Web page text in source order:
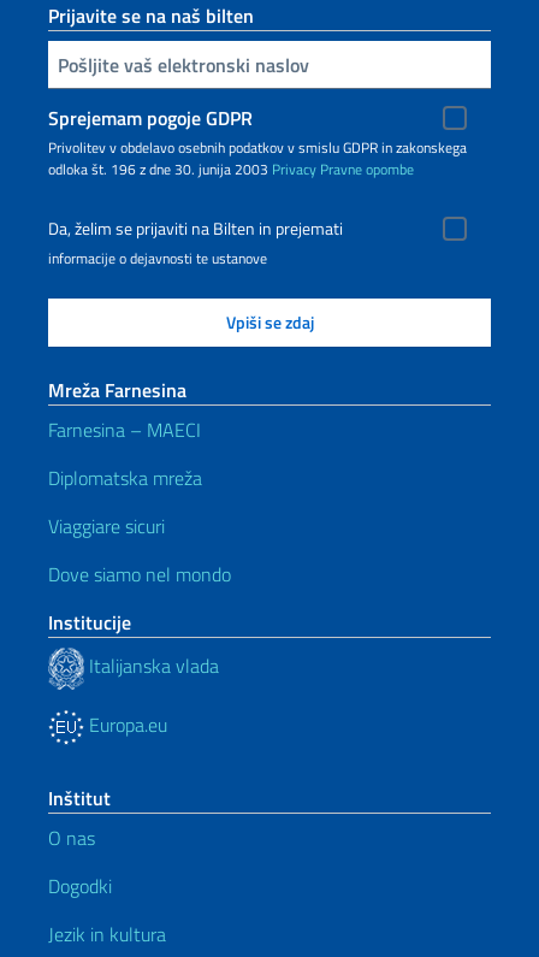
Prijavite se na naš bilten
Inserisci la tua email
Sprejemam pogoje GDPR
Privolitev v obdelavo osebnih podatkov v smislu GDPR in zakonskega
odloka št. 196 z dne 30. junija 2003 Privacy Pravne opombe
Da, želim se prijaviti na Bilten in prejemati
informacije o dejavnosti te ustanove
Mreža Farnesina
Farnesina – MAECI
Diplomatska mreža
Viaggiare sicuri
Dove siamo nel mondo
Institucije
Italijanska vlada
Europa.eu
Inštitut
O nas
Dogodki
Jezik in kultura